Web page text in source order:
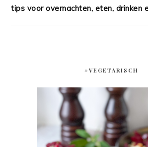
tips voor overnachten, eten, drinken
#VEGETARISCH